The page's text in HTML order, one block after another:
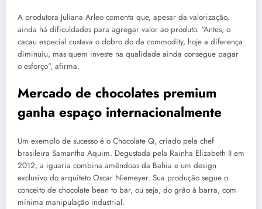
A produtora Juliana Arleo comenta que, apesar da valorização,
ainda há dificuldades para agregar valor ao produto. “Antes, o
cacau especial custava o dobro do da commodity, hoje a diferença
diminuiu, mas quem investe na qualidade ainda consegue pagar
o esforço”, afirma.
Mercado de chocolates premium
ganha espaço internacionalmente
Um exemplo de sucesso é o Chocolate Q, criado pela chef
brasileira Samantha Aquim. Degustada pela Rainha Elizabeth II em
2012, a iguaria combina amêndoas da Bahia e um design
exclusivo do arquiteto Oscar Niemeyer. Sua produção segue o
conceito de chocolate bean to bar, ou seja, do grão à barra, com
mínima manipulação industrial.